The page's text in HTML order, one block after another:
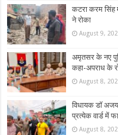
कटरा करम सिंह
ने रोका
August 9,
अमृतसर के नए
कहा-अपराध के
August 8,
विधायक डॉ
प्रत्येक वार्ड में
August 8,